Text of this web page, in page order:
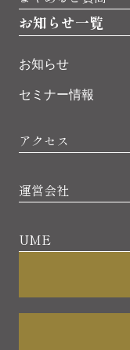
お知らせ一覧
お知らせ
セミナー情報
アクセス
運営会社
UME